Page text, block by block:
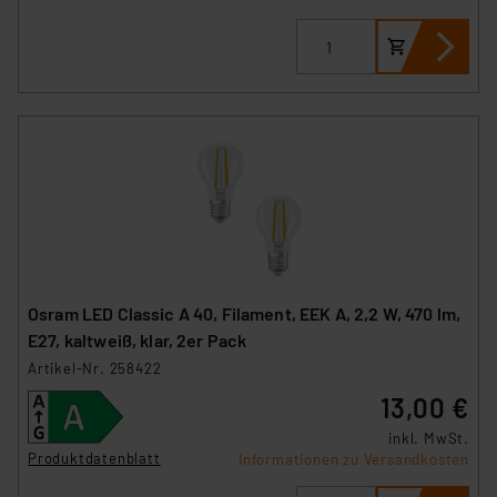
sich auf die Standarddatenschutzklauseln der
Europäischen Kommission sowie einer eigenen
Osram LED Classic A 40, Filament, EEK A, 2,2 W, 470 lm,
E27, kaltweiß, klar, 2er Pack
Artikel-Nr. 258422
Produktdatenblatt
13,00 €
inkl. MwSt.
Informationen zu Versandkosten